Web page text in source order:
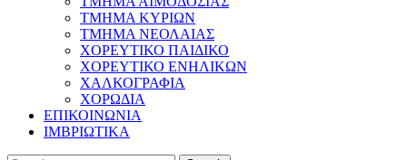
ΤΜΗΜΑ ΚΥΡΙΩΝ
ΤΜΗΜΑ ΝΕΟΛΑΙΑΣ
ΧΟΡΕΥΤΙΚΟ ΠΑΙΔΙΚΟ
ΧΟΡΕΥΤΙΚΟ ΕΝΗΛΙΚΩΝ
ΧΑΛΚΟΓΡΑΦΙΑ
ΧΟΡΩΔΙΑ
ΕΠΙΚΟΙΝΩΝΙΑ
ΙΜΒΡΙΩΤΙΚΑ